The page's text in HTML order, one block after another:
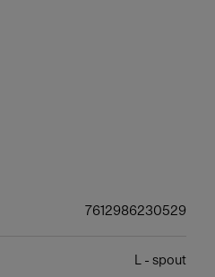
7612986230529
L - spout